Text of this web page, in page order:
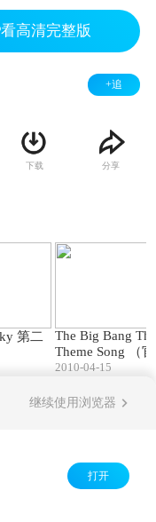
高清完整版
+追
下载 分享
二
The Big Bang
Theme Song （
整版）
2010-04-15
继续使用浏览器
打开